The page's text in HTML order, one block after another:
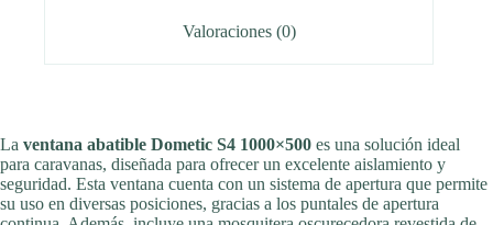
Valoraciones (0)
La ventana abatible Dometic S4 1000×500 es una solución ideal
para caravanas, diseñada para ofrecer un excelente aislamiento y
seguridad. Esta ventana cuenta con un sistema de apertura que permite
su uso en diversas posiciones, gracias a los puntales de apertura